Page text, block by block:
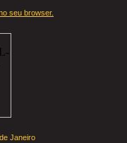
seu browser.
Janeiro